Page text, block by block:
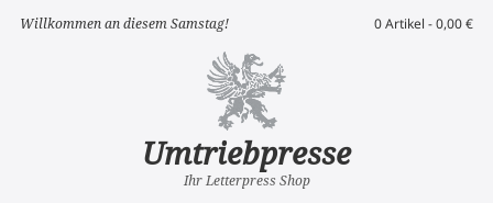
Willkommen an diesem Samstag!
Umtriebpresse
Ihr Letterpress Shop
0 Artikel -0,00€